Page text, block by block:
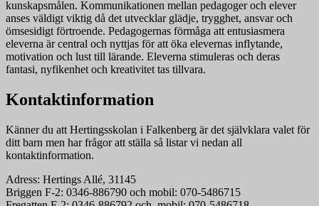
kunskapsmålen. Kommunikationen mellan pedagoger och elever
anses väldigt viktig då det utvecklar glädje, trygghet, ansvar och
ömsesidigt förtroende. Pedagogernas förmåga att entusiasmera
eleverna är central och nyttjas för att öka elevernas inflytande,
motivation och lust till lärande. Eleverna stimuleras och deras
fantasi, nyfikenhet och kreativitet tas tillvara.
Kontaktinformation
Känner du att Hertingsskolan i Falkenberg är det självklara valet för
ditt barn men har frågor att ställa så listar vi nedan all
kontaktinformation.
Adress: Hertings Allé, 31145
Briggen F-2: 0346-886790 och mobil: 070-5486715